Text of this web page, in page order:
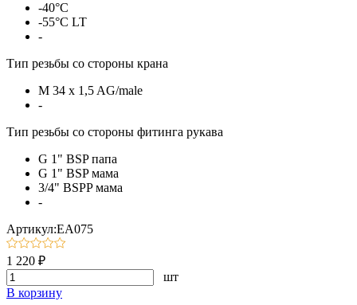
-40°С
-55°С LT
-
Тип резьбы со стороны крана
M 34 x 1,5 AG/male
-
Тип резьбы со стороны фитинга рукава
G 1" BSP папа
G 1" BSP мама
3/4" BSPP мама
-
Артикул:EA075
1 220 ₽
шт
В корзину